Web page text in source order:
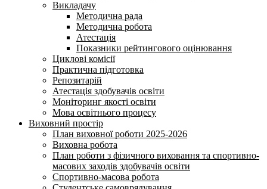
Викладачу
Методична рада
Методична робота
Атестація
Показники рейтингового оцінювання
Циклові комісії
Практична підготовка
Репозитарій
Атестація здобувачів освіти
Моніторинг якості освіти
Мова освітнього процесу
Виховний простір
План виховної роботи 2025-2026
Виховна робота
План роботи з фізичного виховання та спортивно-
масових заходів здобувачів освіти
Спортивно-масова робота